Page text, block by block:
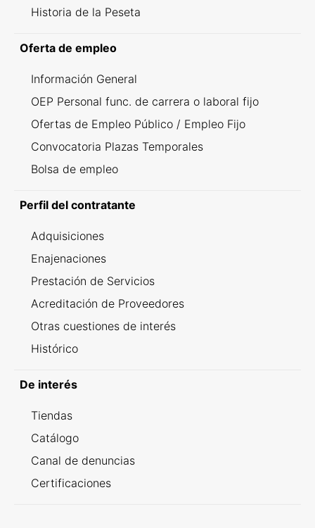
Historia de la Peseta
Oferta de empleo
Información General
OEP Personal func. de carrera o laboral fijo
Ofertas de Empleo Público / Empleo Fijo
Convocatoria Plazas Temporales
Bolsa de empleo
Perfil del contratante
Adquisiciones
Enajenaciones
Prestación de Servicios
Acreditación de Proveedores
Otras cuestiones de interés
Histórico
De interés
Tiendas
Catálogo
Canal de denuncias
Certificaciones